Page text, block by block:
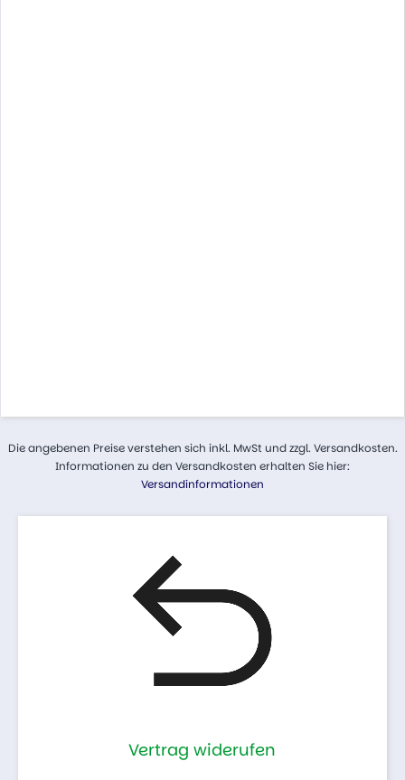
Die angebenen Preise verstehen sich inkl. MwSt und zzgl. Versandkosten.
Informationen zu den Versandkosten erhalten Sie hier:
Versandinformationen
Vertrag widerufen